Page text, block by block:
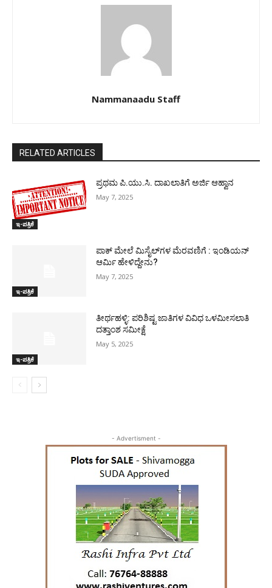
Nammanaadu Staff
RELATED ARTICLES
ಇ-ಪತ್ರಿಕೆ
ಪ್ರಥಮ ಪಿ.ಯು.ಸಿ. ದಾಖಲಾತಿಗೆ ಅರ್ಜಿ ಆಹ್ವಾನ
May 7, 2025
ಇ-ಪತ್ರಿಕೆ
ಪಾಕ್​ ಮೇಲೆ ಮಿಸೈಲ್​ಗಳ ಮೆರವಣಿಗೆ : ಇಂಡಿಯನ್
ಆರ್ಮಿ ಹೇಳಿದ್ದೇನು?
May 7, 2025
ಇ-ಪತ್ರಿಕೆ
ತೀರ್ಥಹಳ್ಳಿ: ಪರಿಶಿಷ್ಟ ಜಾತಿಗಳ ವಿವಿಧ ಒಳಮೀಸಲಾತಿ
ದತ್ತಾಂಶ ಸಮೀಕ್ಷೆ
May 5, 2025
- Advertisment -